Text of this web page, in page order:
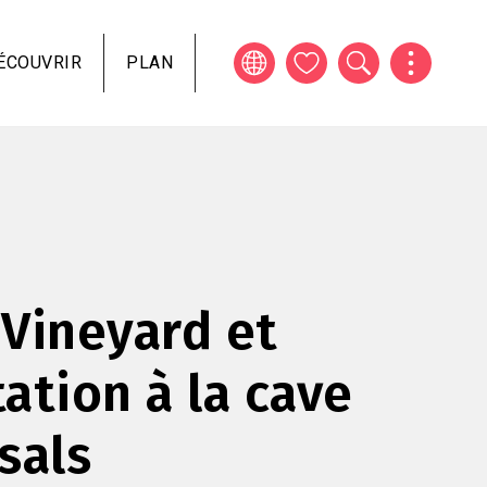
PLAN
et
à la cave